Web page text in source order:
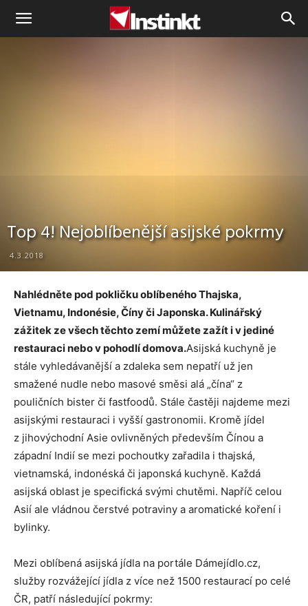
Instinkt
Top 4! Nejoblíbenější asijské pokrmy
4.3.2018
Nahlédněte pod pokličku oblíbeného Thajska,
Vietnamu, Indonésie, Číny či Japonska. Kulinářský
zážitek ze všech těchto zemí můžete zažít i v jediné
restauraci nebo v pohodlí domova.Asijská kuchyně je
stále vyhledávanější a zdaleka sem nepatří už jen
smažené nudle nebo masové směsi alá „čína“ z
pouličních bister či fastfoodů. Stále častěji najdeme mezi
asijskými restauraci i vyšší gastronomii. Kromě jídel
z jihovýchodní Asie ovlivněných především Čínou a
západní Indií se mezi pochoutky zařadila i thajská,
vietnamská, indonéská či japonská kuchyně. Každá
asijská oblast je specifická svými chutěmi. Napříč celou
Asií ale vládnou čerstvé potraviny a aromatické koření i
bylinky.
Mezi oblíbená asijská jídla na portále Dámejídlo.cz,
služby rozvážející jídla z více než 1500 restaurací po celé
ČR, patří následující pokrmy: